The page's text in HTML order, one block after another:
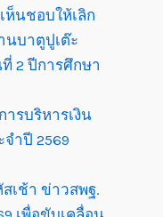
ห็นชอบให้เลิก
นบาตูปูเต๊ะ
2 ปีการศึกษา
รบริหารเงิน
ำปี 2569
เช้า ข่าวสพฐ.